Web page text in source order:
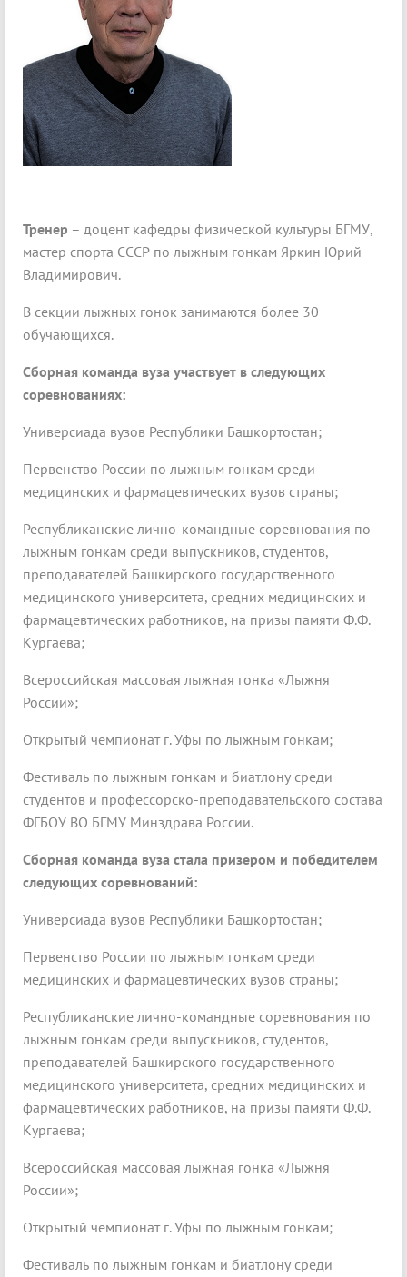
Тренер – доцент кафедры физической культуры БГМУ,
мастер спорта СССР по лыжным гонкам Яркин Юрий
Владимирович.
В секции лыжных гонок занимаются более 30
обучающихся.
Сборная команда вуза участвует в следующих
соревнованиях:
Универсиада вузов Республики Башкортостан;
Первенство России по лыжным гонкам среди
медицинских и фармацевтических вузов страны;
Республиканские лично-командные соревнования по
лыжным гонкам среди выпускников, студентов,
преподавателей Башкирского государственного
медицинского университета, средних медицинских и
фармацевтических работников, на призы памяти Ф.Ф.
Кургаева;
Всероссийская массовая лыжная гонка «Лыжня
России»;
Открытый чемпионат г. Уфы по лыжным гонкам;
Фестиваль по лыжным гонкам и биатлону среди
студентов и профессорско-преподавательского состава
ФГБОУ ВО БГМУ Минздрава России.
Сборная команда вуза стала призером и победителем
следующих соревнований:
Универсиада вузов Республики Башкортостан;
Первенство России по лыжным гонкам среди
медицинских и фармацевтических вузов страны;
Республиканские лично-командные соревнования по
лыжным гонкам среди выпускников, студентов,
преподавателей Башкирского государственного
медицинского университета, средних медицинских и
фармацевтических работников, на призы памяти Ф.Ф.
Кургаева;
Всероссийская массовая лыжная гонка «Лыжня
России»;
Открытый чемпионат г. Уфы по лыжным гонкам;
Фестиваль по лыжным гонкам и биатлону среди